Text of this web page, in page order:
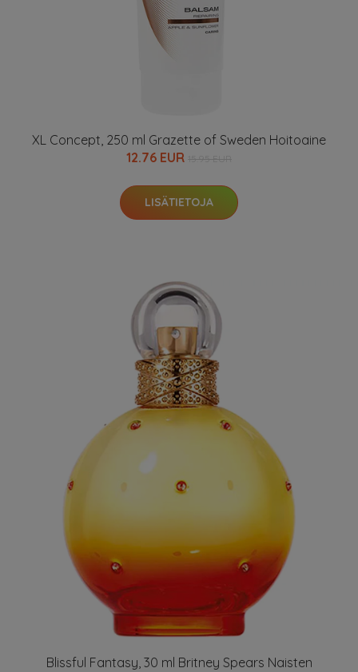
XL Concept, 250 ml Grazette of Sweden Hoitoaine
12.76 EUR
LISÄTIETOJA
Blissful Fantasy, 30 ml Britney Spears Naisten